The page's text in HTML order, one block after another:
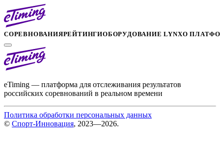
СОРЕВНОВАНИЯРЕЙТИНГИОБОРУДОВАНИЕ LYNXО
eTiming — платформа для отслеживания результатов
российских соревнований в реальном времени
Политика обработки персональных данных
© Спорт-Инновация, 2023—2026.